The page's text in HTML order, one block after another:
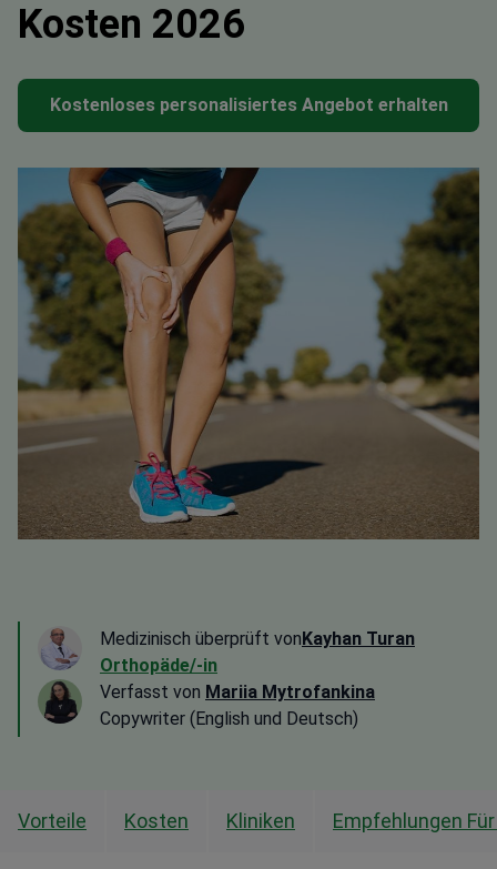
Kosten 2026
Kostenloses personalisiertes Angebot erhalten
Medizinisch überprüft vonKayhan Turan
Orthopäde/-in
Verfasst von Mariia Mytrofankina
Copywriter (English und Deutsch)
Vorteile Kosten Kliniken Empfehlungen